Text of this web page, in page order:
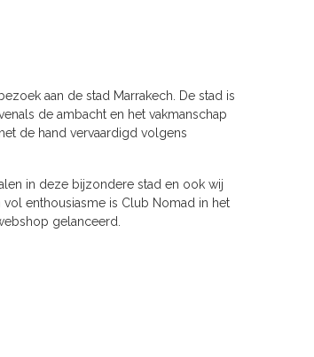
aan de stad Marrakech. De stad is
de ambacht en het vakmanschap
de hand vervaardigd volgens
in deze bijzondere stad en ook wij
enthousiasme is Club Nomad in het
gelanceerd.